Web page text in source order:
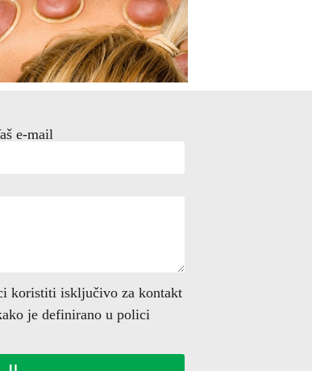
e-mail
koristiti isključivo za kontakt
je definirano u polici